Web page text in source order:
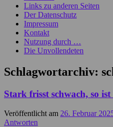
Links zu anderen Seiten
Der Datenschutz
Impressum
Kontakt
Nutzung durch …
Die Unvollendeten
Schlagwortarchiv:
Stark frisst schwach, so ist
Veröffentlicht am 26. Februar
Antworten